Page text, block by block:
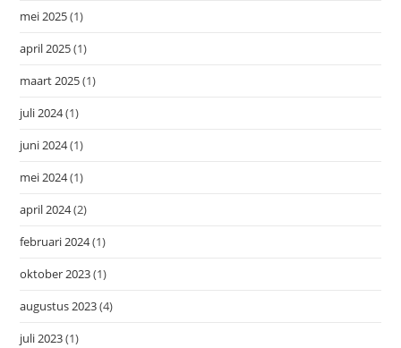
mei 2025(1)
april 2025(1)
maart 2025(1)
juli 2024(1)
juni 2024(1)
mei 2024(1)
april 2024(2)
februari 2024(1)
oktober 2023(1)
augustus 2023(4)
juli 2023(1)